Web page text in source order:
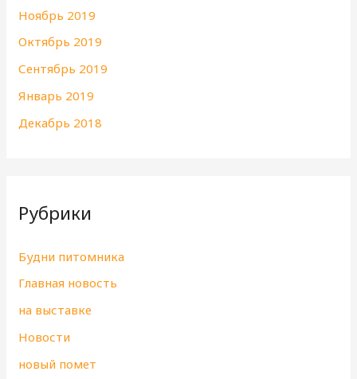
Ноябрь 2019
Октябрь 2019
Сентябрь 2019
Январь 2019
Декабрь 2018
Рубрики
Будни питомника
Главная новость
на выставке
Новости
новый помет